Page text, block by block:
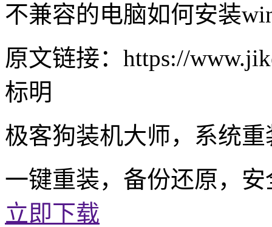
不兼容的电脑如何安装
原文链接：https://
标明
极客狗装机大师，系统
一键重装，备份还原，
立即下载